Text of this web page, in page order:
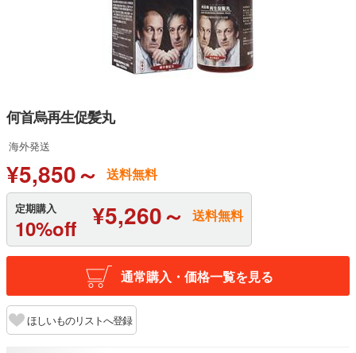
何首烏再生促髪丸
海外発送
¥5,850～ 送料無料
定期購入
10%off ¥5,260～ 送料無料
通常購入・価格一覧を見る
ほしいものリストへ登録